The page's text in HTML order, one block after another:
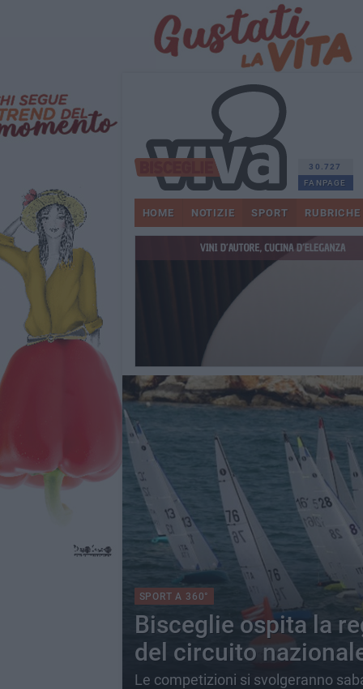
30.727
FANPAGE
HOME NOTIZIE SPORT RUBRICHE
SPORT A 360°
Bisceglie ospita la
del circuito
Le competizioni si svolgeranno